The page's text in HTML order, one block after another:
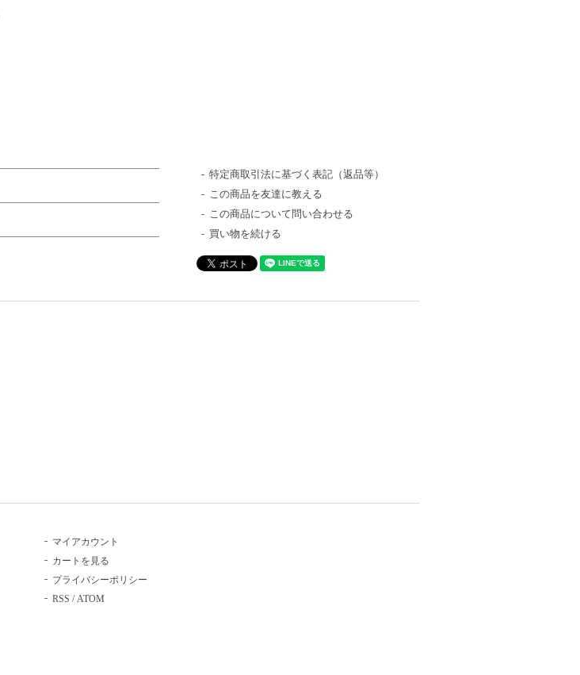
特定商取引法に基づく表記（返品等）
この商品を友達に教える
この商品について問い合わせる
買い物を続ける
マイアカウント
カートを見る
プライバシーポリシー
RSS /ATOM